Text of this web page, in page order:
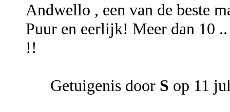
Andwello , een van de beste
Puur en eerlijk! Meer dan 10
!!
Getuigenis door S op 11